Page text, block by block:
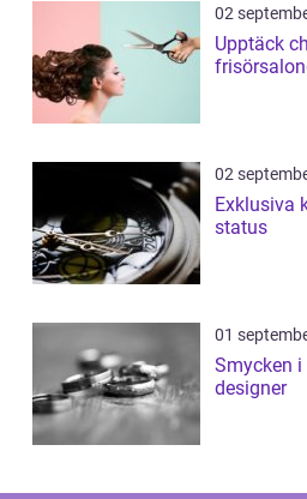
02
Upptäck
02
Exklusiva
status
01
Smycken i
designer